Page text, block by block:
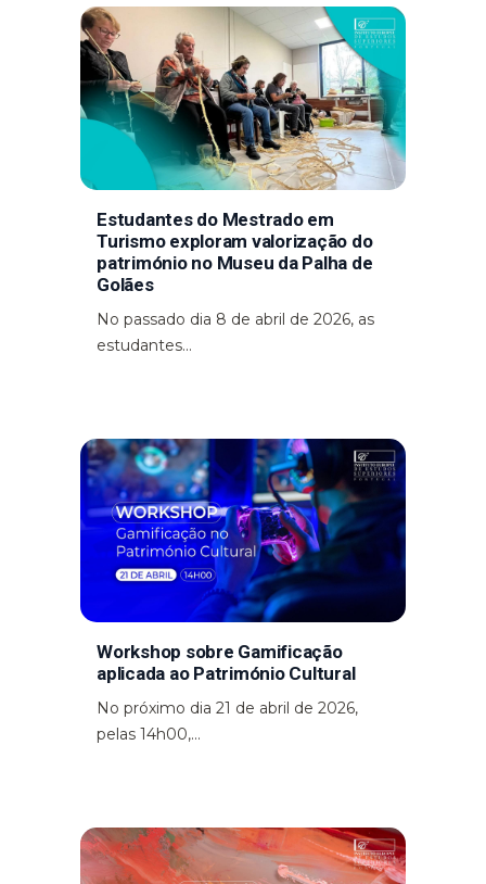
Estudantes do Mestrado em
Turismo exploram valorização do
património no Museu da Palha de
Golães
No passado dia 8 de abril de 2026, as
estudantes...
Workshop sobre Gamificação
aplicada ao Património Cultural
No próximo dia 21 de abril de 2026,
pelas 14h00,...